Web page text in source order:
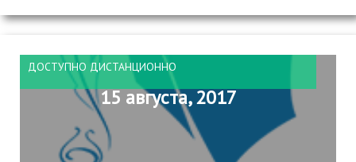
ДОСТУПНО ДИСТАНЦИОННО
15 августа, 2017